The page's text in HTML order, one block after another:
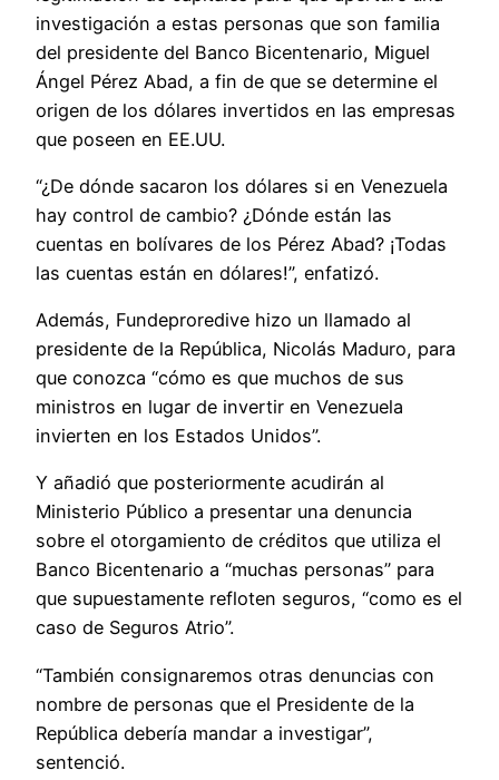
investigación a estas personas que son familia
del presidente del Banco Bicentenario, Miguel
Ángel Pérez Abad, a fin de que se determine el
origen de los dólares invertidos en las empresas
que poseen en EE.UU.
“¿De dónde sacaron los dólares si en Venezuela
hay control de cambio? ¿Dónde están las
cuentas en bolívares de los Pérez Abad? ¡Todas
las cuentas están en dólares!”, enfatizó.
Además, Fundeproredive hizo un llamado al
presidente de la República, Nicolás Maduro, para
que conozca “cómo es que muchos de sus
ministros en lugar de invertir en Venezuela
invierten en los Estados Unidos”.
Y añadió que posteriormente acudirán al
Ministerio Público a presentar una denuncia
sobre el otorgamiento de créditos que utiliza el
Banco Bicentenario a “muchas personas” para
que supuestamente refloten seguros, “como es el
caso de Seguros Atrio”.
“También consignaremos otras denuncias con
nombre de personas que el Presidente de la
República debería mandar a investigar”,
sentenció.